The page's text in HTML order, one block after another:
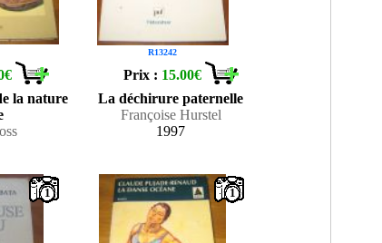
la nature
R13242
Prix : 15.00€
La déchirure paternelle
Françoise Hurstel
1997
1 1